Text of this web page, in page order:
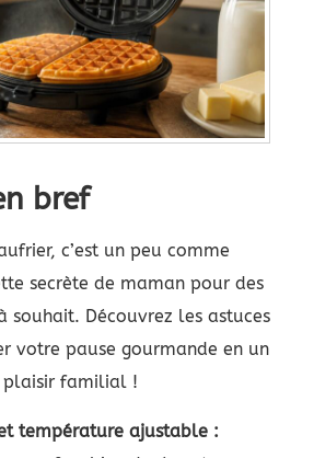
bref
c’est un peu comme
secrète de maman pour des
souhait. Découvrez les astuces
votre pause gourmande en un
plaisir familial !
température ajustable :